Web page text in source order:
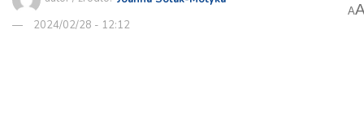
2024/02/28 - 12:12
A